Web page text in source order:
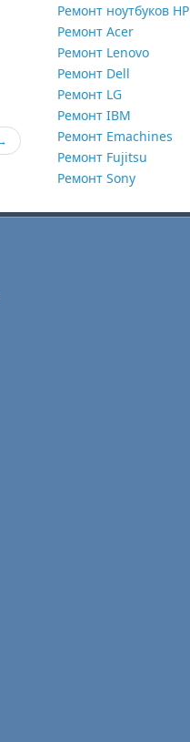
Ремонт ноутбуков HP
Ремонт Acer
Ремонт Lenovo
Ремонт Dell
Ремонт LG
Ремонт IBM
Ремонт Emachines
Ремонт Fujitsu
Ремонт Sony